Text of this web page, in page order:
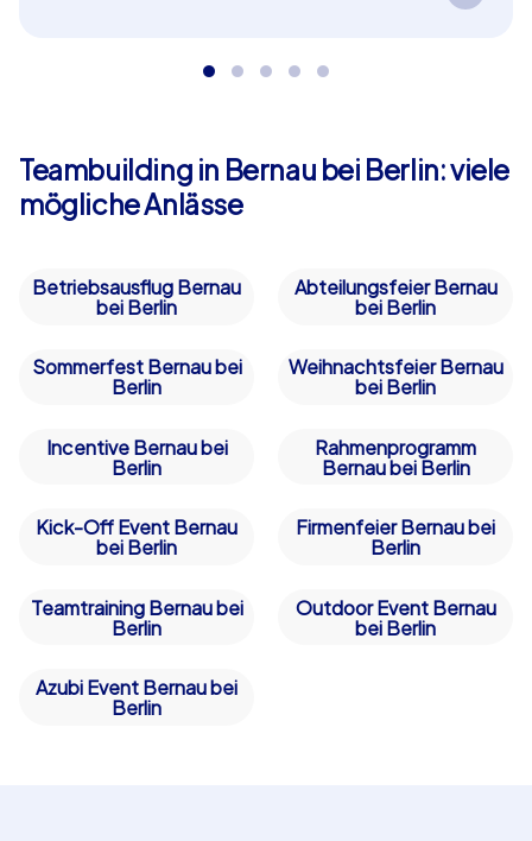
dabei Zusammenarbeit und Wissensdurst –
Teambuilding in Bernau bei Berlin: viele
mögliche Anlässe
Betriebsausflug Bernau
bei Berlin
Abteilungsfeier Bernau
bei Berlin
Sommerfest Bernau bei
Berlin
Weihnachtsfeier Bernau
bei Berlin
Incentive Bernau bei
Berlin
Rahmenprogramm
Bernau bei Berlin
Kick-Off Event Bernau
bei Berlin
Firmenfeier Bernau bei
Berlin
Teamtraining Bernau bei
Berlin
Outdoor Event Bernau
bei Berlin
Azubi Event Bernau bei
Berlin